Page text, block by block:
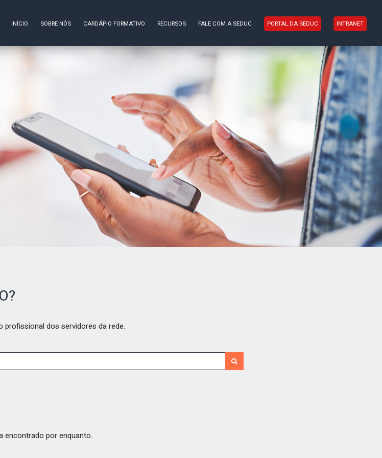
INÍCIO SOBRE NÓS CARDÁPIO FORMATIVO RECURSOS FALE COM A SEDUC PORTAL DA SEDUC INTRANET
dos servidores da rede.
encontrado por enquanto.